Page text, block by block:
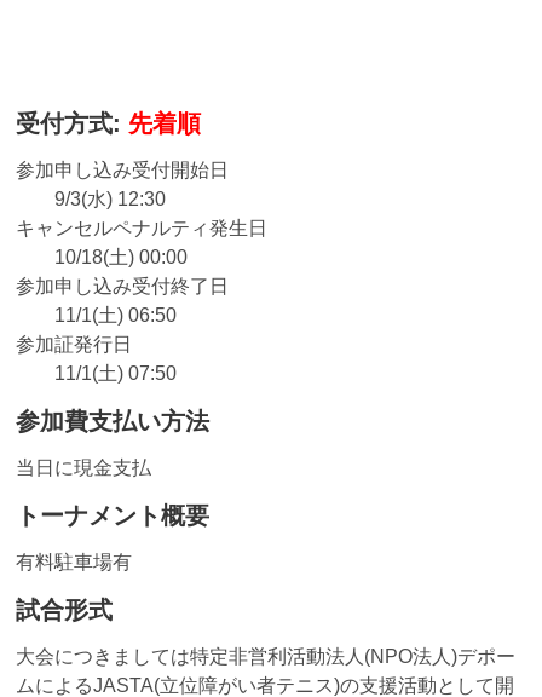
受付方式: 先着順
参加申し込み受付開始日
9/3(水) 12:30
キャンセルペナルティ発生日
10/18(土) 00:00
参加申し込み受付終了日
11/1(土) 06:50
参加証発行日
11/1(土) 07:50
参加費支払い方法
当日に現金支払
トーナメント概要
有料駐車場有
試合形式
大会につきましては特定非営利活動法人(NPO法人)デポー
ムによるJASTA(立位障がい者テニス)の支援活動として開